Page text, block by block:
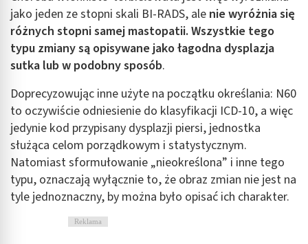
jako jeden ze stopni skali BI-RADS, ale nie wyróżnia się
różnych stopni samej mastopatii. Wszystkie tego
typu zmiany są opisywane jako łagodna dysplazja
sutka lub w podobny sposób.
Doprecyzowując inne użyte na początku określania: N60
to oczywiście odniesienie do klasyfikacji ICD-10, a więc
jedynie kod przypisany dysplazji piersi, jednostka
służąca celom porządkowym i statystycznym.
Natomiast sformułowanie „nieokreślona” i inne tego
typu, oznaczają wyłącznie to, że obraz zmian nie jest na
tyle jednoznaczny, by można było opisać ich charakter.
Reklama